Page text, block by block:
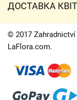
Захист
Час доставки
ДОСТАВКА
Вартість
Куди ми
Контакти
© 2017
LaFlora.com.